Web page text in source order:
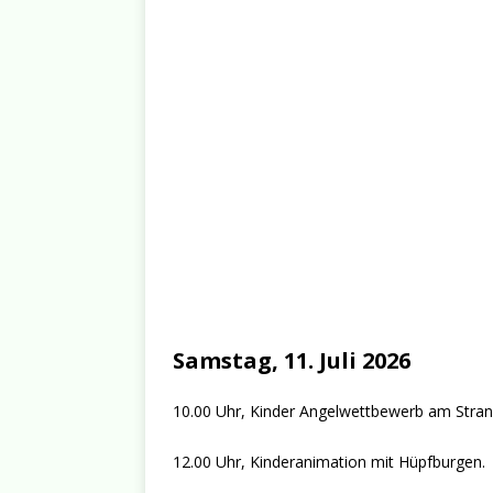
Samstag, 11. Juli 2026
10.00 Uhr, Kinder Angelwettbewerb am
12.00 Uhr, Kinderanimation mit Hüpfburgen.